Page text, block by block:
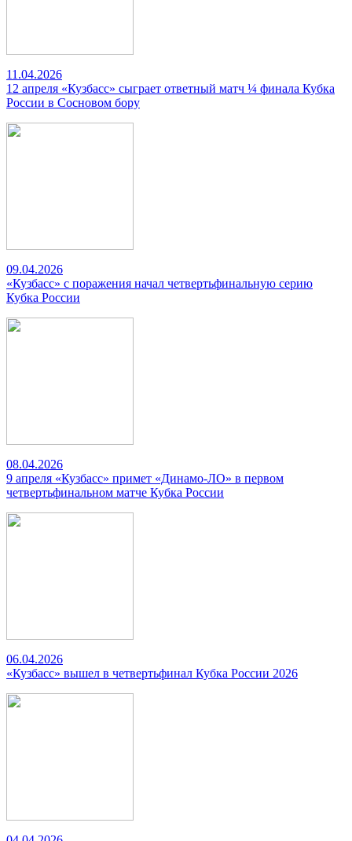
11.04.2026
12 апреля «Кузбасс» сыграет ответный матч ¼ финала Кубка
России в Сосновом бору
09.04.2026
«Кузбасс» с поражения начал четвертьфинальную серию
Кубка России
08.04.2026
9 апреля «Кузбасс» примет «Динамо-ЛО» в первом
четвертьфинальном матче Кубка России
06.04.2026
«Кузбасс» вышел в четвертьфинал Кубка России 2026